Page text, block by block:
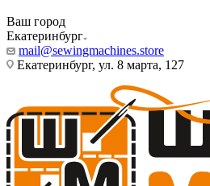
Ваш город
Екатеринбург
mail@sewingmachines.store
Екатеринбург, ул. 8 марта, 127